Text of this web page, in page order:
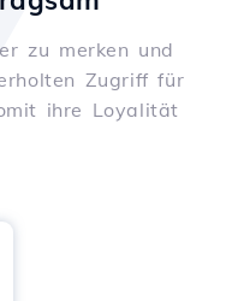
zu merken und
Zugriff für
ihre Loyalität